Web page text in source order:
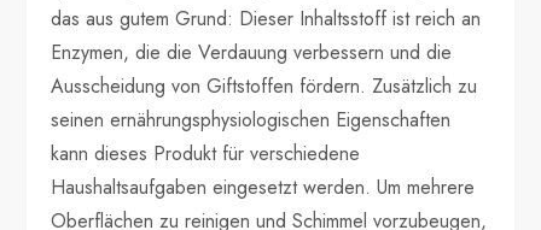
das aus gutem Grund: Dieser Inhaltsstoff ist reich an
Enzymen, die die Verdauung verbessern und die
Ausscheidung von Giftstoffen fördern. Zusätzlich zu
seinen ernährungsphysiologischen Eigenschaften
kann dieses Produkt für verschiedene
Haushaltsaufgaben eingesetzt werden. Um mehrere
Oberflächen zu reinigen und Schimmel vorzubeugen,